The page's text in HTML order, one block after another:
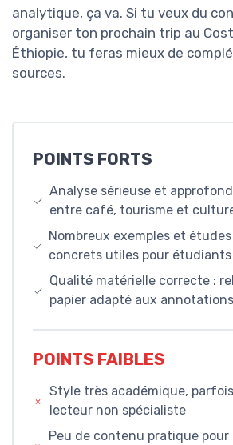
analytique, ça va. Si tu veux du
organiser ton prochain trip au
Éthiopie, tu feras mieux de
sources.
POINTS FORTS
Analyse sérieuse et
entre café, tourisme et
Nombreux exemples et
concrets utiles pour
Qualité matérielle correcte :
papier adapté aux annotations
POINTS FAIBLES
Style très académique,
lecteur non spécialiste
Peu de contenu pratique pour